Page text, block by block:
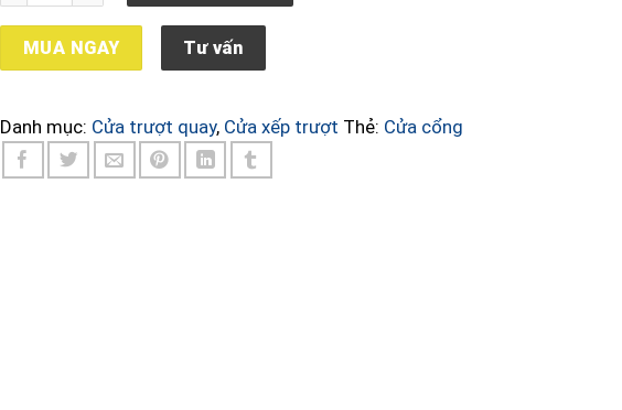
2.800.000₫.
là:
MUA NGAY Tư vấn
Danh mục: Cửa trượt quay, Cửa xếp trượt Thẻ: Cửa cổng